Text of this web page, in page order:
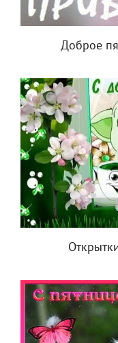
Доброе